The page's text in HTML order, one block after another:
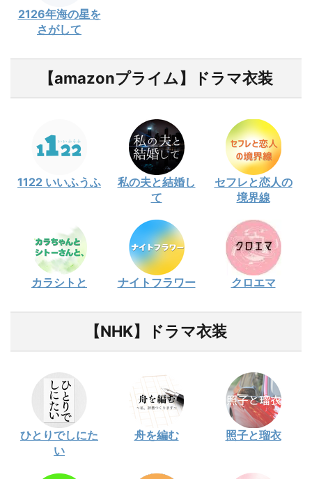
2126年海の星を
さがして
【amazonプライム】ドラマ衣装
1122 いいふうふ
私の夫と結婚し
て
セフレと恋人の
境界線
カラシトと ナイトフラワー クロエマ
【NHK】ドラマ衣装
ひとりでしにた
い
舟を編む 照子と瑠衣